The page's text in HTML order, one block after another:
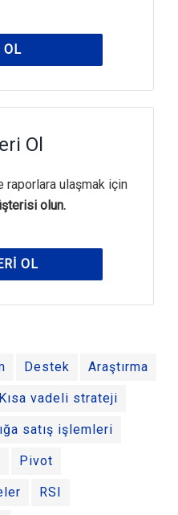
OL
Ol
raporlara ulaşmak için
olun.
OL
Destek Araştırma
Kısa vadeli strateji
satış işlemleri
Pivot
RSI